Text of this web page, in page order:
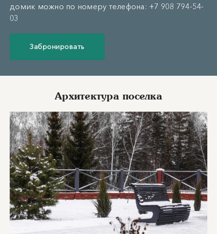
домик можно по номеру телефона: +7 908 794-54-
03
Забронировать
Архитектура поселка